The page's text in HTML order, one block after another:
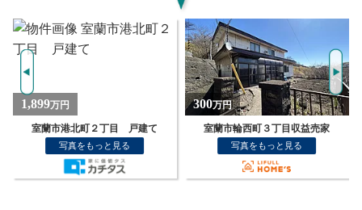
300万円
室蘭市輪西町３丁目収益売家
写真をもっと見る
1,329万円
室蘭市白鳥台４丁目 戸建て
写真をもっと見る